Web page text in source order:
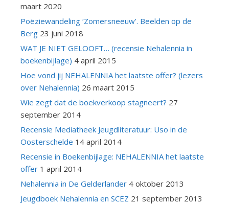
maart 2020
Poëziewandeling ‘Zomersneeuw’. Beelden op de
Berg 23 juni 2018
WAT JE NIET GELOOFT… (recensie Nehalennia in
boekenbijlage) 4 april 2015
Hoe vond jij NEHALENNIA het laatste offer? (lezers
over Nehalennia) 26 maart 2015
Wie zegt dat de boekverkoop stagneert? 27
september 2014
Recensie Mediatheek Jeugdliteratuur: Uso in de
Oosterschelde 14 april 2014
Recensie in Boekenbijlage: NEHALENNIA het laatste
offer 1 april 2014
Nehalennia in De Gelderlander 4 oktober 2013
Jeugdboek Nehalennia en SCEZ 21 september 2013